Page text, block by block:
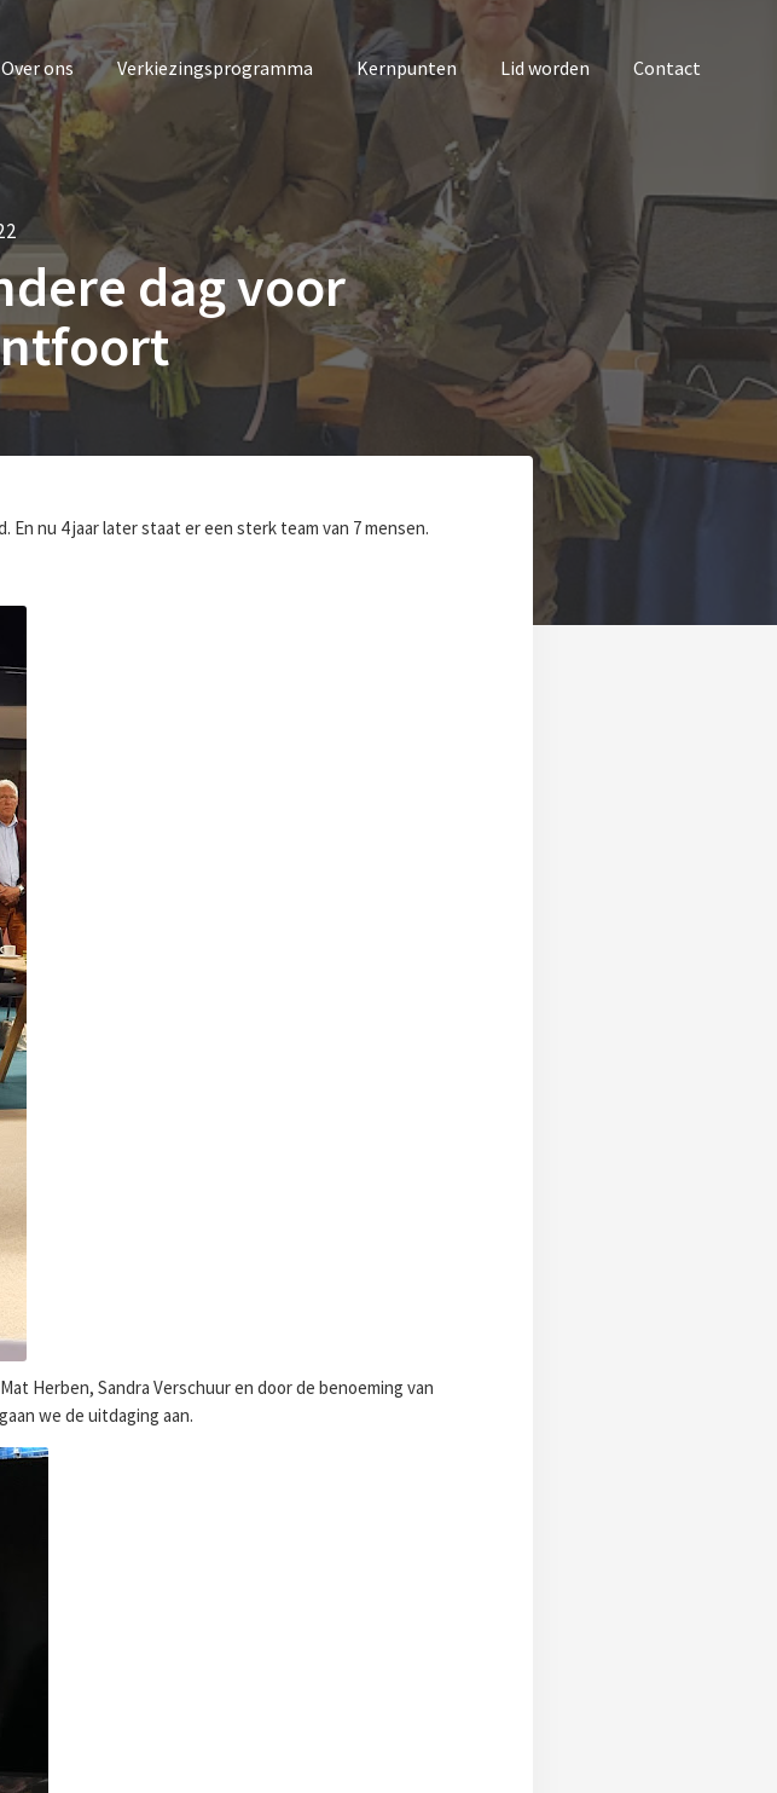
Over ons Verkiezingsprogramma Kernpunten Lid worden Contact
dag voor
nu 4 jaar later staat er een sterk team van 7 mensen.
Herben, Sandra Verschuur en door de benoeming van
we de uitdaging aan.